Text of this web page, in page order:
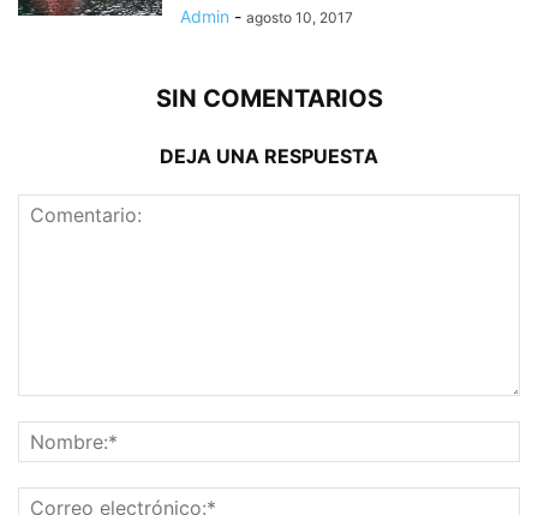
Admin - agosto 10, 2017
SIN COMENTARIOS
DEJA UNA RESPUESTA